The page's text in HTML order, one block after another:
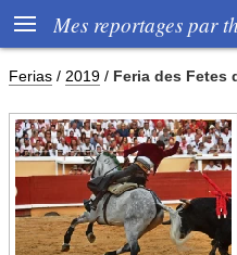
 Mes reportages par
Ferias / 2019 / Feria des Fetes